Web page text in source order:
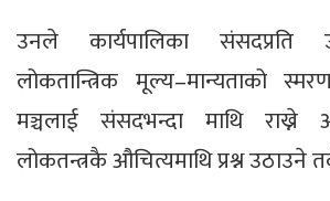
उनले कार्यपालिका संसदप्रति
लोकतान्त्रिक मूल्य–मान्यताको
मञ्चलाई संसदभन्दा माथि राख्ने
लोकतन्त्रकै औचित्यमाथि प्रश्न उठाउने